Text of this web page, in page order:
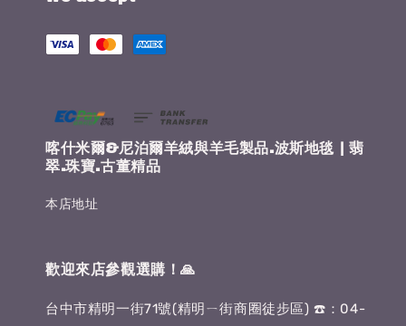
喀什米爾&尼泊爾羊絨與羊毛製品.波斯地毯 | 翡
翠.珠寶.古董精品
本店地址
歡迎來店參觀選購！🙏
台中市精明一街71號(精明ㄧ街商圈徒步區) ☎️：04-